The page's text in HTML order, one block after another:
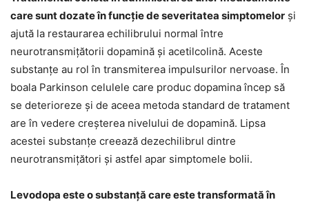
care sunt dozate în funcție de severitatea simptomelor și
ajută la restaurarea echilibrului normal între
neurotransmițătorii dopamină și acetilcolină. Aceste
substanțe au rol în transmiterea impulsurilor nervoase. În
boala Parkinson celulele care produc dopamina încep să
se deterioreze și de aceea metoda standard de tratament
are în vedere creșterea nivelului de dopamină. Lipsa
acestei substanțe creează dezechilibrul dintre
neurotransmițători și astfel apar simptomele bolii.
Levodopa este o substanță care este transformată în